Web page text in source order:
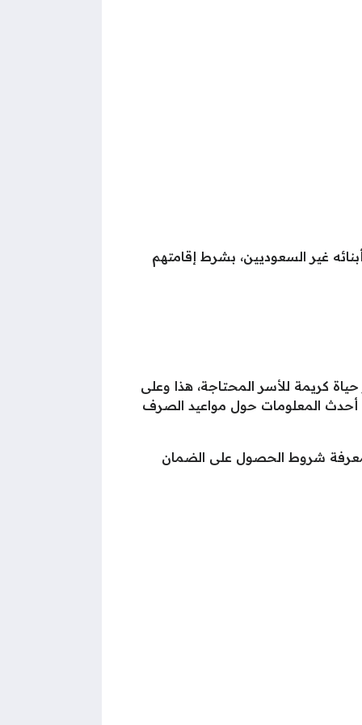
غير السعوديين، بشرط إقامتهم
كريمة للأسر المحتاجة، هذا وعلى
أحدث المعلومات حول مواعيد الصرف
شروط الحصول على الضمان